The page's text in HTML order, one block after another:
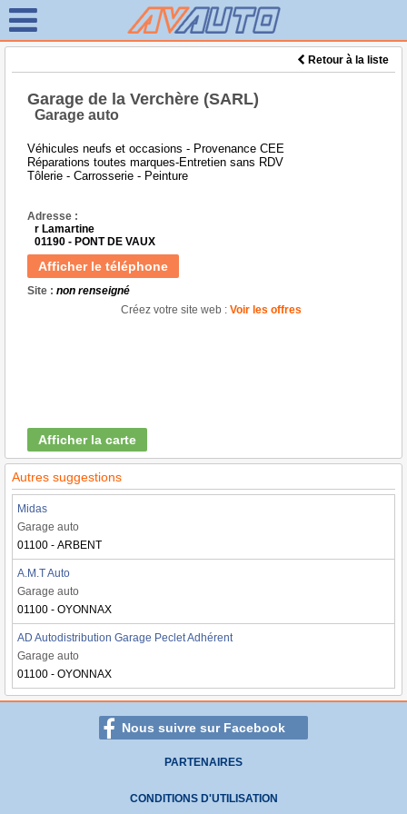
Retour à la liste
Garage de la Verchère (SARL)
Garage auto
Véhicules neufs et occasions - Provenance CEE
Réparations toutes marques-Entretien sans RDV
Tôlerie - Carrosserie - Peinture
Adresse :
r Lamartine
01190 - PONT DE VAUX
Afficher le téléphone
Site : non renseigné
Créez votre site web : Voir les offres
Afficher la carte
Autres suggestions
Midas
Garage auto
01100 - ARBENT
A.M.T Auto
Garage auto
01100 - OYONNAX
AD Autodistribution Garage Peclet Adhérent
Garage auto
01100 - OYONNAX
Nous suivre sur Facebook
PARTENAIRES
CONDITIONS D'UTILISATION